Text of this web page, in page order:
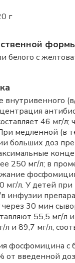
г
белого с
внутривенного
46 мг/л;
медленной (в
больших доз
250 мг/л; в
мг/л. У детей
инфузии
через 30 мин
55,5 мг/л
и 89,7 мг/л,
фосфомицина с
от введенной